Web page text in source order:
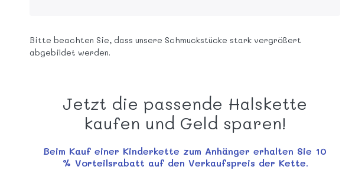
Bitte beachten Sie, dass unsere Schmuckstücke stark vergrößert
abgebildet werden.
Jetzt die passende Halskette
kaufen und Geld sparen!
Beim Kauf einer Kinderkette zum Anhänger erhalten Sie 10
% Vorteilsrabatt auf den Verkaufspreis der Kette.